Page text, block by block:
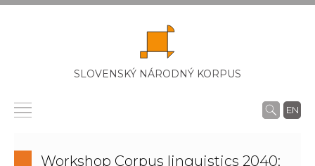
SLOVENSKÝ NÁRODNÝ KORPUS
EN
Workshop Corpus linguistics 2040: